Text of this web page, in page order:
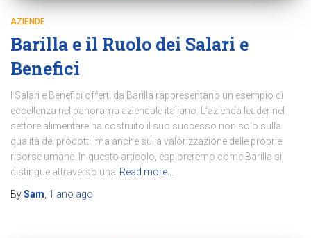
AZIENDE
Barilla e il Ruolo dei Salari e
Benefici
I Salari e Benefici offerti da Barilla rappresentano un esempio di
eccellenza nel panorama aziendale italiano. L’azienda leader nel
settore alimentare ha costruito il suo successo non solo sulla
qualità dei prodotti, ma anche sulla valorizzazione delle proprie
risorse umane. In questo articolo, esploreremo come Barilla si
distingue attraverso una Read more…
BySam 1 ano ago